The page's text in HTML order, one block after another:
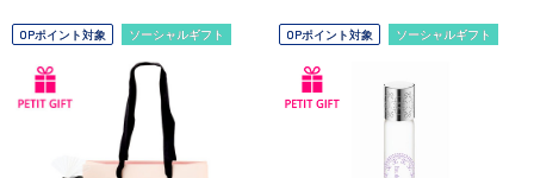
OPポイント対象 ソーシャルギフト OPポイント対象 ソーシャルギフト